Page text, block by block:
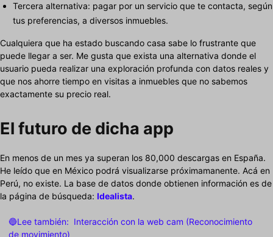
Tercera alternativa: pagar por un servicio que te contacta, según
tus preferencias, a diversos inmuebles.
Cualquiera que ha estado buscando casa sabe lo frustrante que
puede llegar a ser. Me gusta que exista una alternativa donde el
usuario pueda realizar una exploración profunda con datos reales y
que nos ahorre tiempo en visitas a inmuebles que no sabemos
exactamente su precio real.
El futuro de dicha app
En menos de un mes ya superan los 80,000 descargas en España.
He leído que en México podrá visualizarse próximamanente. Acá en
Perú, no existe. La base de datos donde obtienen información es de
la página de búsqueda: Idealista.
🔵Lee también: Interacción con la web cam (Reconocimiento
de movimiento)